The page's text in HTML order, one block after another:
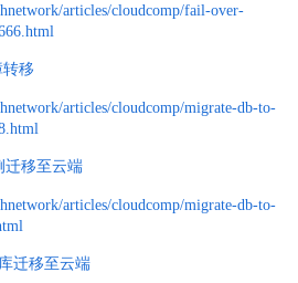
articles/cloudcomp/fail-over-
转移
articles/cloudcomp/migrate-db-to-
迁移至云端
articles/cloudcomp/migrate-db-to-
迁移至云端